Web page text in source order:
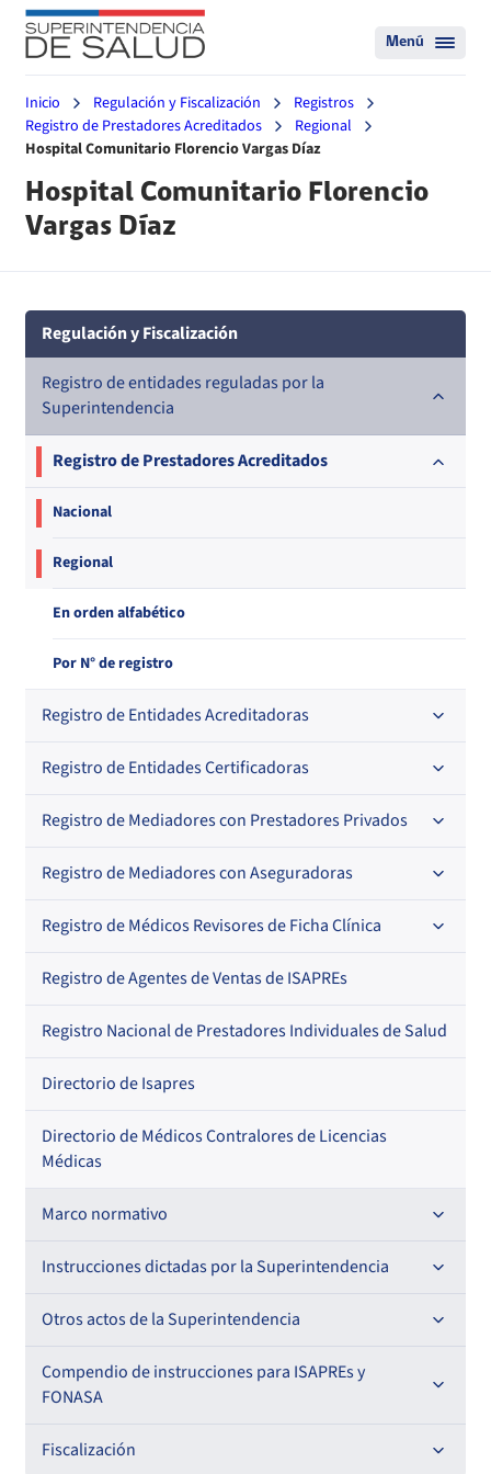
Menú
Inicio Regulación y Fiscalización
Registros
Registro de Prestadores Acreditados
Regional
Hospital Comunitario Florencio Vargas Díaz
Hospital Comunitario Florencio
Vargas Díaz
Regulación y Fiscalización
Registro de entidades reguladas por la
Superintendencia
Registro de Prestadores Acreditados
Nacional
Regional
En orden alfabético
Por N° de registro
Registro de Entidades Acreditadoras
En orden alfabético
Por N° de registro
Regional
Registro de Entidades Certificadoras
Por orden alfabético
Por N° de registro
Registro de Mediadores con Prestadores Privados
Por orden alfabético
Por N° de registro
Por profesión
Regional
Registro de Mediadores con Aseguradoras
Regional
Por orden alfabético
Por profesión
Registro de Médicos Revisores de Ficha Clínica
Regional
Por orden alfabético
Por especialidad
Registro de Agentes de Ventas de ISAPREs
Registro Nacional de Prestadores Individuales de Salud
Directorio de Isapres
Directorio de Médicos Contralores de Licencias
Médicas
Marco normativo
Leyes
Decretos con Fuerza de Ley
Decretos
Instrucciones dictadas por la Superintendencia
Para ISAPREs y FONASA
Circulares
Para Prestadores Institucionales
Otros actos de la Superintendencia
Antecedentes preparatorios de normas que afecten a
EMT Ley N° 20.416
Comisión Evaluadora de Licitaciones Públicas
Compendio de instrucciones para ISAPREs y
FONASA
Compendio Beneficios
Fiscalización